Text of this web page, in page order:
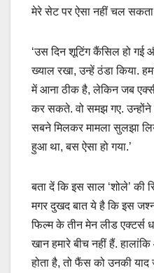
मेरे सेट पर ऐसा नहीं चल
‘उस दिन शूटिंग कैंसिल हो गई
ख्याल रखा, उन्हें ठंडा किया.
में आना ठीक है, लेकिन जब
कर सकते. वो समझ गए. उन्होंने
सबने मिलकर मामला सुलझा
हुआ था, बस ऐसा हो गया.’
बता दें कि इस साल ‘शोले’ की
मगर दुखद बात ये है कि इस
फिल्म के तीन मेन लीड एक्टर्स
खान हमारे बीच नहीं हैं.
होता है, तो फैंस को उनकी